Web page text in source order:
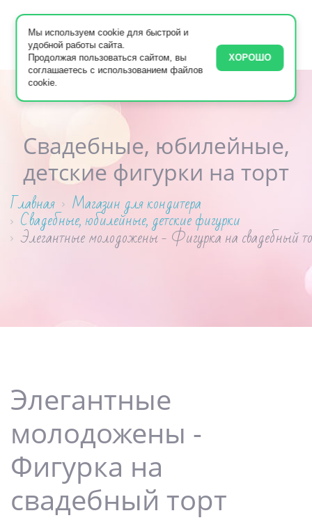
Свадебные, юбилейные,
детские фигурки на торт
Главная Магазин для кондитера
Свадебные, юбилейные, детские фигурки
Элегантные молодожены - Фигурка на свадебный
Элегантные
молодожены -
Фигурка на
свадебный торт
Мы используем cookie для быстрой и
удобной работы сайта.
Продолжая пользоваться сайтом, вы
соглашаетесь с использованием файлов
cookie.
ХОРОШО